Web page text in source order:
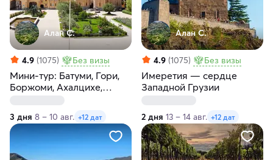
Алан С.
4.9 (1075) Без визы
Мини-тур: Батуми, Гори,
Боржоми, Ахалцихе,
3 дня 8 – 10 авг. +12 дат
Алан С.
4.9 (1075) Без визы
Имеретия — сердце
Западной Грузии
2 дня 13 – 14 авг. +12 дат